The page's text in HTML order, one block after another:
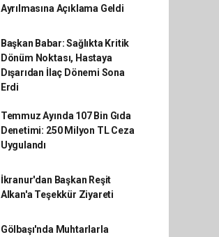
Ayrılmasına Açıklama Geldi
Başkan Babar: Sağlıkta Kritik
Dönüm Noktası, Hastaya
Dışarıdan İlaç Dönemi Sona
Erdi
Temmuz Ayında 107 Bin Gıda
Denetimi: 250 Milyon TL Ceza
Uygulandı
İkranur'dan Başkan Reşit
Alkan'a Teşekkür Ziyareti
Gölbaşı'nda Muhtarlarla